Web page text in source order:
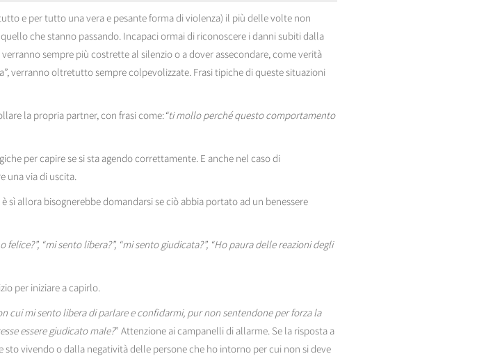
e per tutto una vera e pesante forma di violenza) il più delle volte non
che stanno passando. Incapaci ormai di riconoscere i danni subiti dalla
sempre più costrette al silenzio o a dover assecondare, come verità
verranno oltretutto sempre colpevolizzate. Frasi tipiche di queste situazioni
la propria partner, con frasi come:“ti mollo perché questo comportamento
per capire se si sta agendo correttamente. E anche nel caso di
una via di uscita.
sì allora bisognerebbe domandarsi se ciò abbia portato ad un benessere
felice?”, “mi sento libera?”, “mi sento giudicata?”, “Ho paura delle reazioni degli
per iniziare a capirlo.
cui mi sento libera di parlare e confidarmi, pur non sentendone per forza la
essere giudicato male?” Attenzione ai campanelli di allarme. Se la risposta a
vivendo o dalla negatività delle persone che ho intorno per cui non si deve